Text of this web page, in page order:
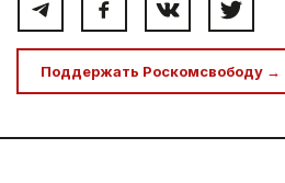
Поддержать Роскомсвободу →